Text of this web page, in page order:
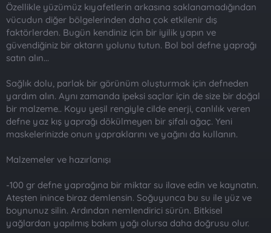
ş
l
a
a
n
t
a
h
Özellikle yüzümüz kıyafetlerin arkasına saklanamadığından
vücudun diğer bölgelerinden daha çok etkilenir dış
faktörlerden. Bugün kendiniz için bir iyilik yapın ve
güvendiğiniz bir aktarın yolunu tutun. Bol bol defne yaprağı
satın alın...
Sağlık dolu, parlak bir görünüm oluşturmak için defneden
yardım alın. Aynı zamanda ipeksi saçlar için de size bir doğal
bir malzeme.. Koyu yeşil rengiyle cilde enerji, canlılık veren
defne yaz kış yaprağı dökülmeyen bir şifalı ağaç. Yeni
maskelerinizde onun yapraklarını ve yağını da kullanın.
Malzemeler ve hazırlanışı
-100 gr defne yaprağına bir miktar su ilave edin ve kaynatın.
Ateşten inince biraz demlensin. Soğuyunca bu su ile yüz ve
boynunuz silin. Ardından nemlendirici sürün. Bitkisel
yağlardan yapılmış bakım yağı olursa daha doğrusu olur.